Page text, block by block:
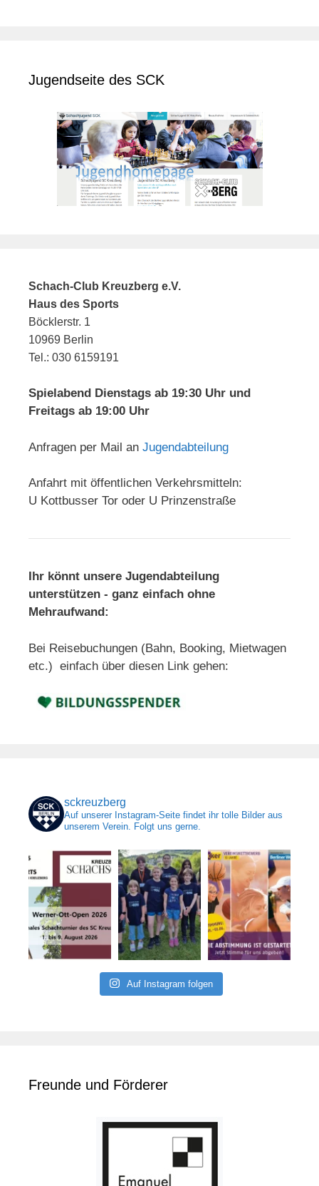
Jugendseite des SCK
Schach-Club Kreuzberg e.V.
Haus des Sports
Böcklerstr. 1
10969 Berlin
Tel.: 030 6159191
Spielabend Dienstags ab 19:30 Uhr und
Freitags ab 19:00 Uhr
Anfragen per Mail an Jugendabteilung
Anfahrt mit öffentlichen Verkehrsmitteln:
U Kottbusser Tor oder U Prinzenstraße
Ihr könnt unsere Jugendabteilung
unterstützen - ganz einfach ohne
Mehraufwand:
Bei Reisebuchungen (Bahn, Booking, Mietwagen
etc.) einfach über diesen Link gehen:
sckreuzberg
Auf unserer Instagram-Seite findet ihr tolle Bilder aus
unserem Verein. Folgt uns gerne.
Auf Instagram folgen
Freunde und Förderer